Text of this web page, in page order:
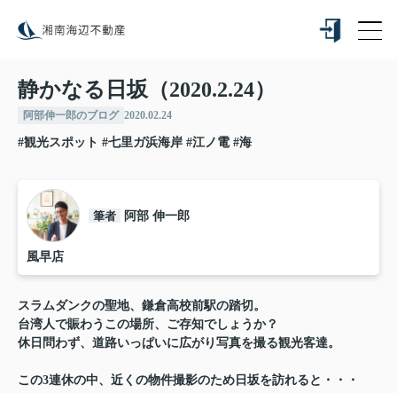
静かなる日坂（2020.2.24）
阿部伸一郎のブログ 2020.02.24
#観光スポット #七里ガ浜海岸 #江ノ電 #海
筆者 阿部 伸一郎
風早店
スラムダンクの聖地、鎌倉高校前駅の踏切。
台湾人で賑わうこの場所、ご存知でしょうか？
休日問わず、道路いっぱいに広がり写真を撮る観光客達。
この3連休の中、近くの物件撮影のため日坂を訪れると・・・